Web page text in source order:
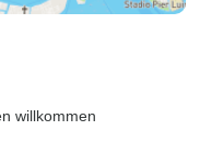
willkommen